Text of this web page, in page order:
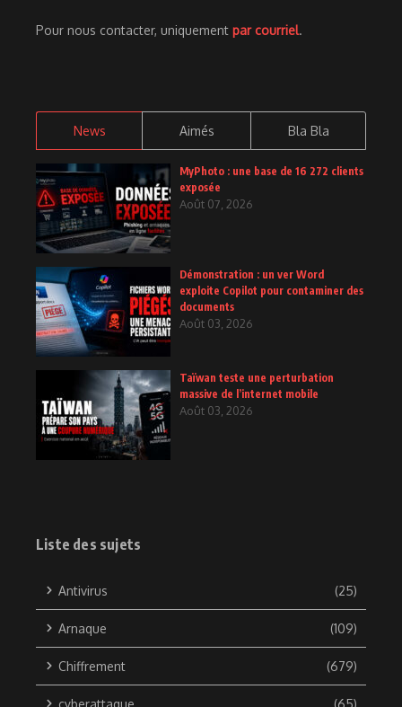
Pour nous contacter, uniquement par courriel.
News Aimés Bla Bla
MyPhoto : une base de 16 272 clients
exposée
Août 07, 2026
Démonstration : un ver Word
exploite Copilot pour contaminer des
documents
Août 03, 2026
Taïwan teste une perturbation
massive de l’internet mobile
Août 03, 2026
Liste des sujets
Antivirus (25)
Arnaque (109)
Chiffrement (679)
cyberattaque (65)